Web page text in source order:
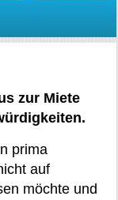
zur Miete
prima
auf
möchte und